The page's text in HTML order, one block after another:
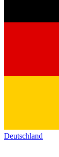
Deutschland